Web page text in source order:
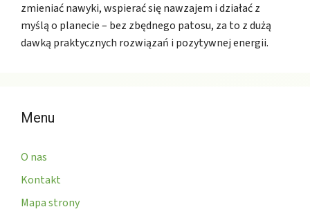
zmieniać nawyki, wspierać się nawzajem i działać z
myślą o planecie – bez zbędnego patosu, za to z dużą
dawką praktycznych rozwiązań i pozytywnej energii.
Menu
O nas
Kontakt
Mapa strony